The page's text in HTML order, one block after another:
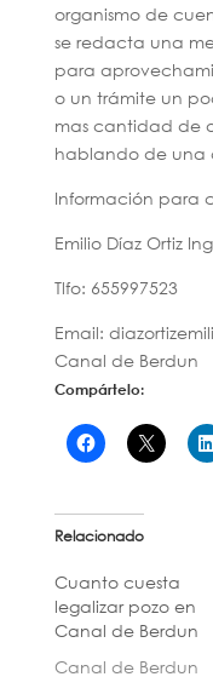
organismo de
se redacta una
para
o un trámite un
mas cantidad de
hablando de una
Información para
Emilio Díaz Ortiz
Tlfo: 655997523
Email:
Canal de Berdun
Compártelo:
Relacionado
Cuanto cuesta
legalizar pozo en
Canal de Berdun
Canal de Berdun